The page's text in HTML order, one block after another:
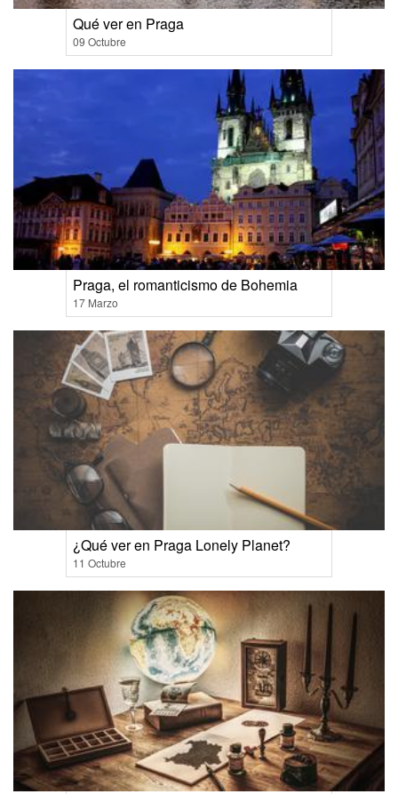
Qué ver en Praga
09 Octubre
Praga, el romanticismo de Bohemia
17 Marzo
¿Qué ver en Praga Lonely Planet?
11 Octubre